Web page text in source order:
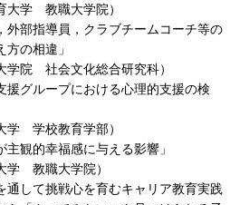
大学 教職大学院）
部指導員，クラブチームコーチ等の
の相違」
院 社会文化総合研究科）
グループにおける心理的支援の検
学 学校教育学部）
観的幸福感に与える影響」
学 教職大学院）
して挑戦心を育むキャリア教育実践